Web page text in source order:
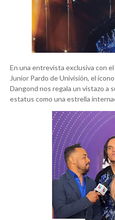
En una entrevista exclusiva con
Junior Pardo de Univisión, el
Dangond nos regala un vistazo a
estatus como una estrella